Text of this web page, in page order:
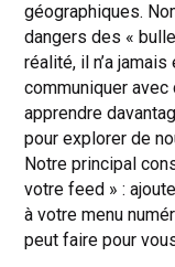
géographiques.
dangers des «
réalité, il n’a
communiquer
apprendre
pour explorer de
Notre principal
votre feed » :
à votre menu
peut faire pour